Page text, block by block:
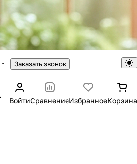
Заказать звонок
ВойтиСравнениеИзбранноеКорзина